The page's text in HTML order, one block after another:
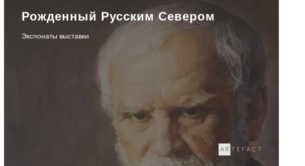
Рожденный Русским Севером
Экспонаты выставки